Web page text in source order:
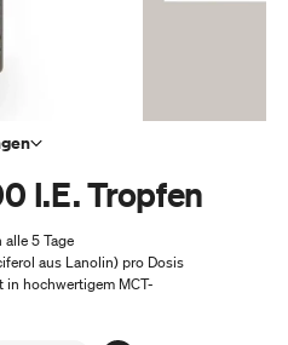
I.E. Tropfen
alle 5 Tage
aus Lanolin) pro Dosis
hochwertigem MCT-